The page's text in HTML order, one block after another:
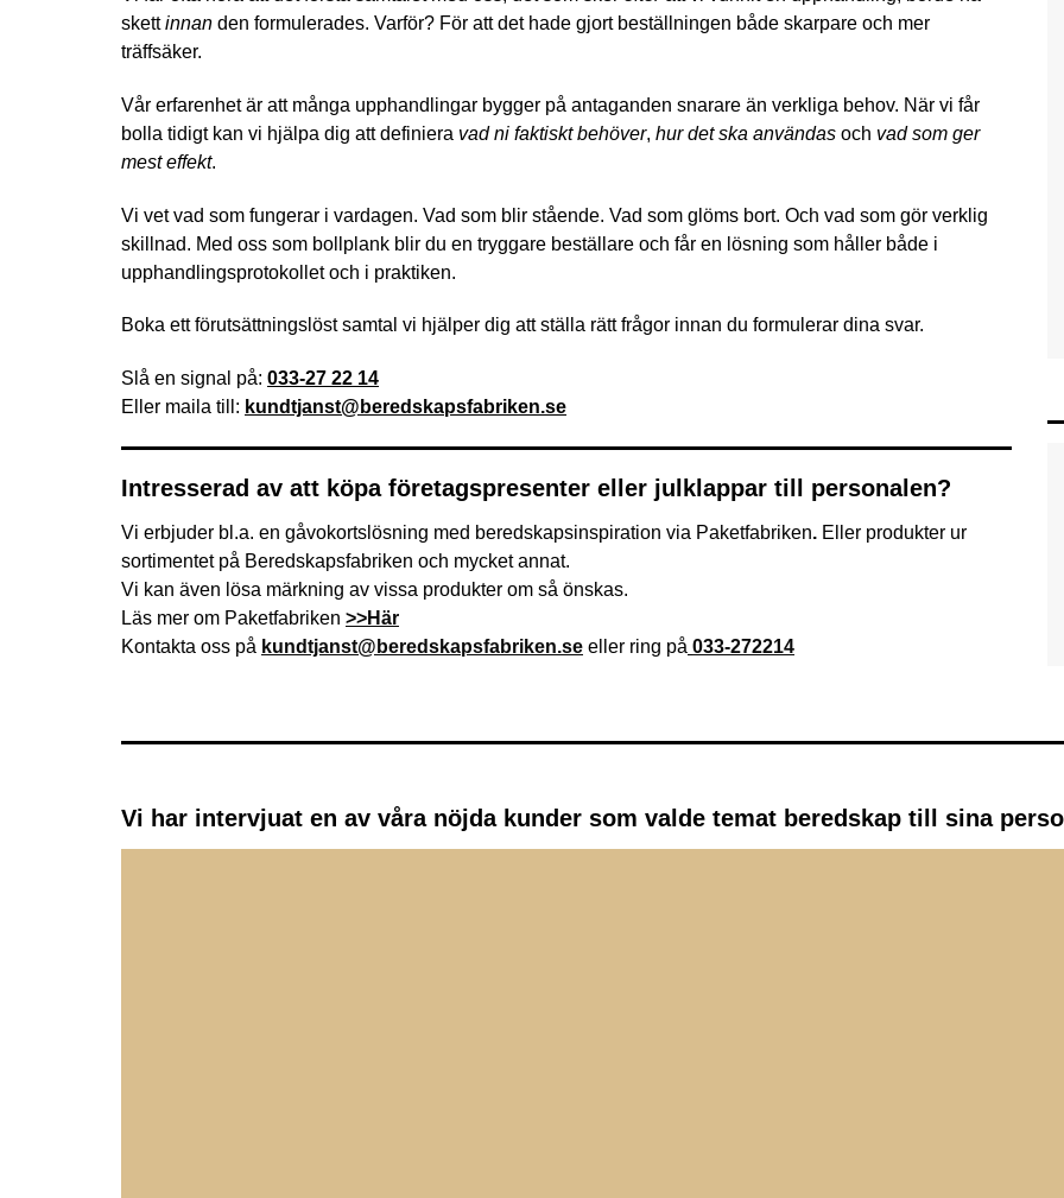
skettinnan den formulerades. Varför? För att det hade gjort beställningen både skarpare och mer
träffsäker.
Vår erfarenhet är att många upphandlingar bygger på antaganden snarare än verkliga behov. När vi får
bolla tidigt kan vi hjälpa dig att definiera vad ni faktiskt behöver, hur det ska användas och vad som ger
mest effekt.
Vi vet vad som fungerar i vardagen. Vad som blir stående. Vad som glöms bort. Och vad som gör verklig
skillnad. Med oss som bollplank blir du en tryggare beställare och får en lösning som håller både i
upphandlingsprotokollet och i praktiken.
Boka ett förutsättningslöst samtal vi hjälper dig att ställa rätt frågor innan du formulerar dina svar.
Slå en signal på: 033-27 22 14
Eller maila till: kundtjanst@beredskapsfabriken.se
Intresserad av att köpa företagspresenter eller julklappar till personalen?
Vi erbjuder bl.a. en gåvokortslösning med beredskapsinspiration via Paketfabriken. Eller produkter ur
sortimentet på Beredskapsfabriken och mycket annat.
Vi kan även lösa märkning av vissa produkter om så önskas.
Läs mer om Paketfabriken >>Här
Kontakta oss på kundtjanst@beredskapsfabriken.se eller ring på 033-272214
Vi har intervjuat en av våra nöjda kunder som valde temat beredskap till sina